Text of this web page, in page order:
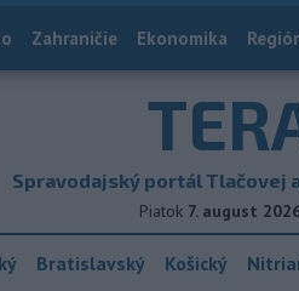
Zahraničie Ekonomika
Spravodajský portál Tlačovej
Piatok 7. august
Bratislavský Košický